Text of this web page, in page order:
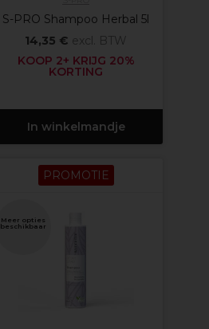
S-PRO Shampoo Herbal 5l
14,35 € excl. BTW
KOOP 2+ KRIJG 20%
KORTING
In winkelmandje
PROMOTIE
Meer opties
beschikbaar